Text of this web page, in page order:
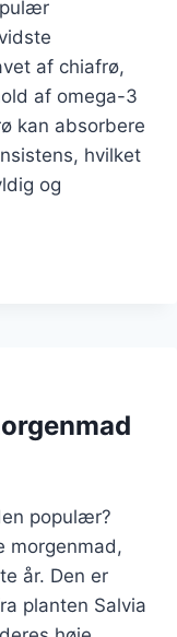
af chiafrø,
af omega-3
kan absorbere
hvilket
og
populær?
morgenmad,
år. Den er
planten Salvia